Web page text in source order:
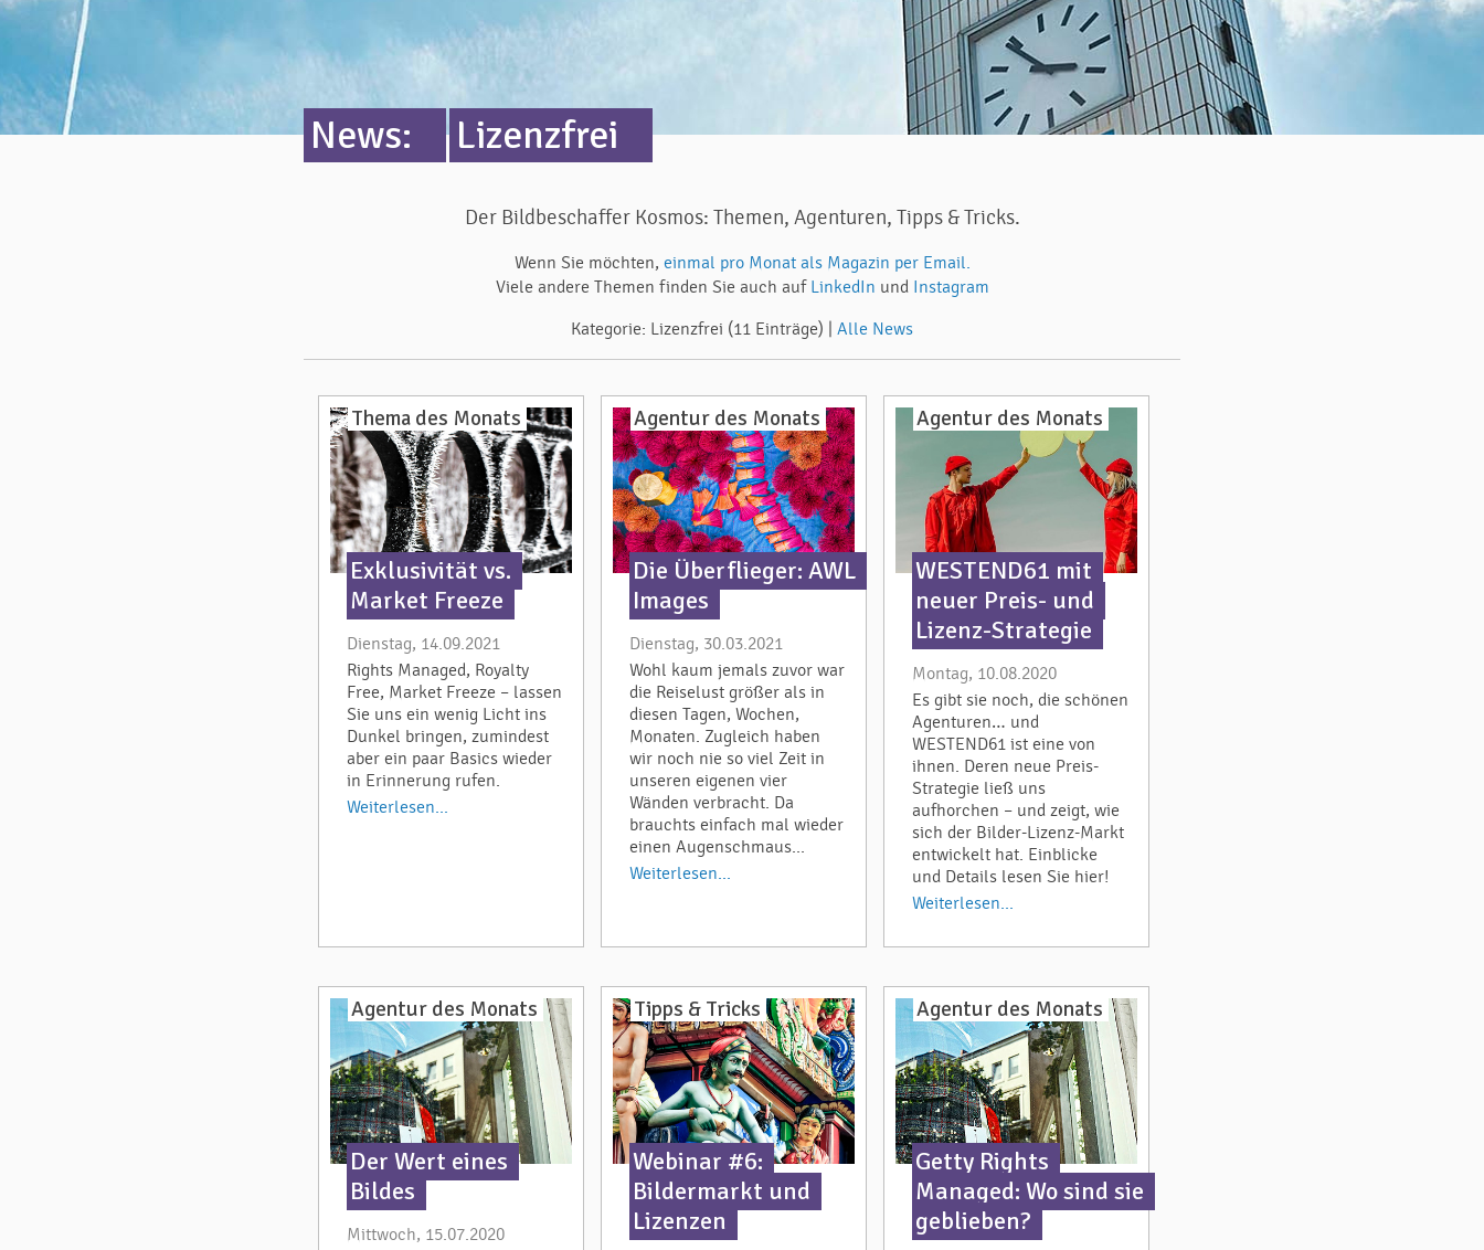
News: Lizenzfrei
Der Bildbeschaffer Kosmos: Themen, Agenturen, Tipps & Tricks.
Wenn Sie möchten, einmal pro Monat als Magazin per Email.
Viele andere Themen finden Sie auch auf LinkedIn und Instagram
Kategorie: Lizenzfrei (11 Einträge) | Alle News
Thema des Monats
Exklusivität vs.
Market Freeze
Dienstag, 14.09.2021
Rights Managed, Royalty
Free, Market Freeze – lassen
Sie uns ein wenig Licht ins
Dunkel bringen, zumindest
aber ein paar Basics wieder
in Erinnerung rufen.
Weiterlesen...
Agentur des Monats
Die Überflieger: AWL
Images
Dienstag, 30.03.2021
Wohl kaum jemals zuvor war
die Reiselust größer als in
diesen Tagen, Wochen,
Monaten. Zugleich haben
wir noch nie so viel Zeit in
unseren eigenen vier
Wänden verbracht. Da
brauchts einfach mal wieder
einen Augenschmaus...
Weiterlesen...
Agentur des Monats
WESTEND61 mit
neuer Preis- und
Lizenz-Strategie
Montag, 10.08.2020
Es gibt sie noch, die schönen
Agenturen… und
WESTEND61 ist eine von
ihnen. Deren neue Preis-
Strategie ließ uns
aufhorchen – und zeigt, wie
sich der Bilder-Lizenz-Markt
entwickelt hat. Einblicke
und Details lesen Sie hier!
Weiterlesen...
Agentur des Monats
Der Wert eines
Bildes
Mittwoch, 15.07.2020
Tipps & Tricks
Webinar #6:
Bildermarkt und
Lizenzen
Agentur des Monats
Getty Rights
Managed: Wo sind sie
geblieben?